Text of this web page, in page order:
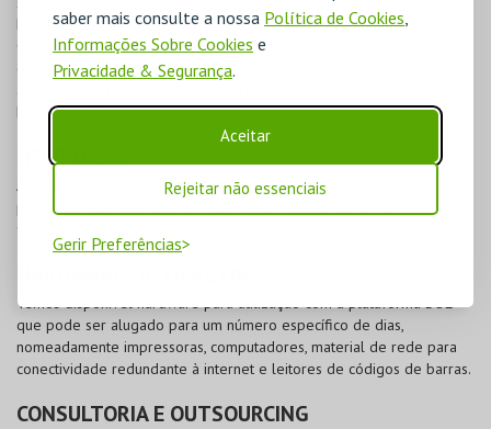
saber mais consulte a nossa Política de Cookies
Informações Sobre Cookies e
Privacidade & Segurança.
Aceitar
Rejeitar não essenciais
Gerir Preferências
Facebook. Os eventos criados aparecem automaticamente na página.
O processo de instalação é muito simples e intuitivo. Informação
disponível emhttps://www.facebook.com/dialog/pagetab?
k/pesquisaFB.
HELP-DESK
A equipa BOL disponibiliza apoio e assistência técnica remota ou
presencial aos seus clientes e parceiros, garantindo o bom
funcionamento da plataforma, 24 horas por dia, 7 dias por semana.
Temos disponível hardware para utilização com a plataforma BOL
que pode ser alugado para um número específico de dias,
nomeadamente impressoras, computadores, material de rede para
conectividade redundante à internet e leitores de códigos de barras.
CONSULTORIA E OUTSOURCING